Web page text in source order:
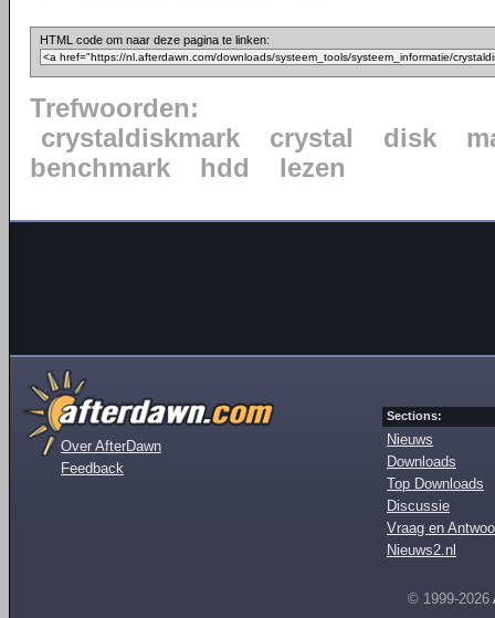
HTML code om naar deze pagina te linken:
Trefwoorden:
crystaldiskmark
crystal disk
benchmark
hdd lezen
Over AfterDawn
Feedback
Sections:
Nieuws
Downloads
Top Downloads
Discussie
Vraag en
Nieuws2.nl
© 1999-2026